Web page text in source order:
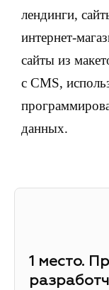
лендинги,
интернет-
сайты из
с CMS,
данных.
1 место.